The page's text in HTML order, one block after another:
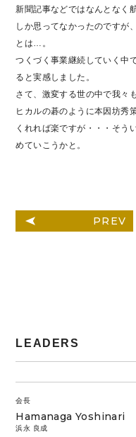
新聞記事などではなんとなく
しか思ってなかったのですが
とは…。
つくづく事業継続していく中
ると実感しました。
さて、激変する世の中で我々
ヒカルの碁のように本因坊秀
くれれば楽ですが・・・そう
めていこうかと。
PREV
LEADERS
会長
Hamanaga Yoshinari
浜永 良成